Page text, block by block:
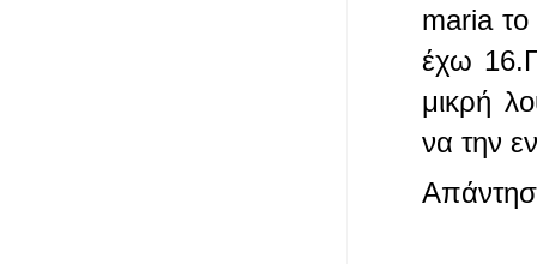
maria
έχω
μικρή
να την